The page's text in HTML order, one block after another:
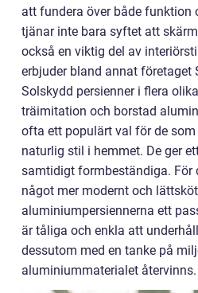
att fundera över både funktion
tjänar inte bara syftet att
också en viktig del av
erbjuder bland annat företaget
Solskydd persienner i flera
träimitation och borstad
ofta ett populärt val för de
naturlig stil i hemmet. De ger
samtidigt formbeständiga. För
något mer modernt och
aluminiumpersiennerna ett
är tåliga och enkla att
dessutom med en tanke på
aluminiummaterialet återvinns.